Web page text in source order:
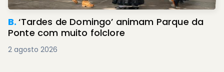
B.‘Tardes de Domingo’ animam Parque da
Ponte com muito folclore
2 agosto 2026